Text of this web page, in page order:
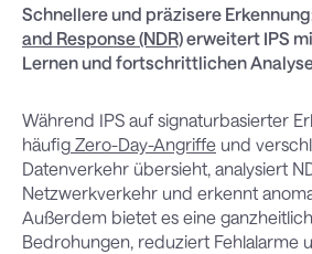
Schnellere und präzisere
and Response (NDR)erweitert IPS
Lernen und fortschrittlichen
Während IPS auf signaturbasierter
häufig Zero-Day-Angriffe und
Datenverkehr übersieht, analysiert
Netzwerkverkehr und erkennt
Außerdem bietet es eine
Bedrohungen, reduziert Fehlalarme